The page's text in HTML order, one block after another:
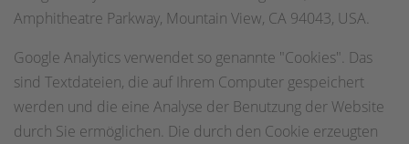
Amphitheatre Parkway, Mountain View, CA 94043, USA.
Google Analytics verwendet so genannte "Cookies". Das
sind Textdateien, die auf Ihrem Computer gespeichert
werden und die eine Analyse der Benutzung der Website
durch Sie ermöglichen. Die durch den Cookie erzeugten